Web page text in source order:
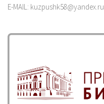
E-MAIL: kuzpushk58@yandex.ru